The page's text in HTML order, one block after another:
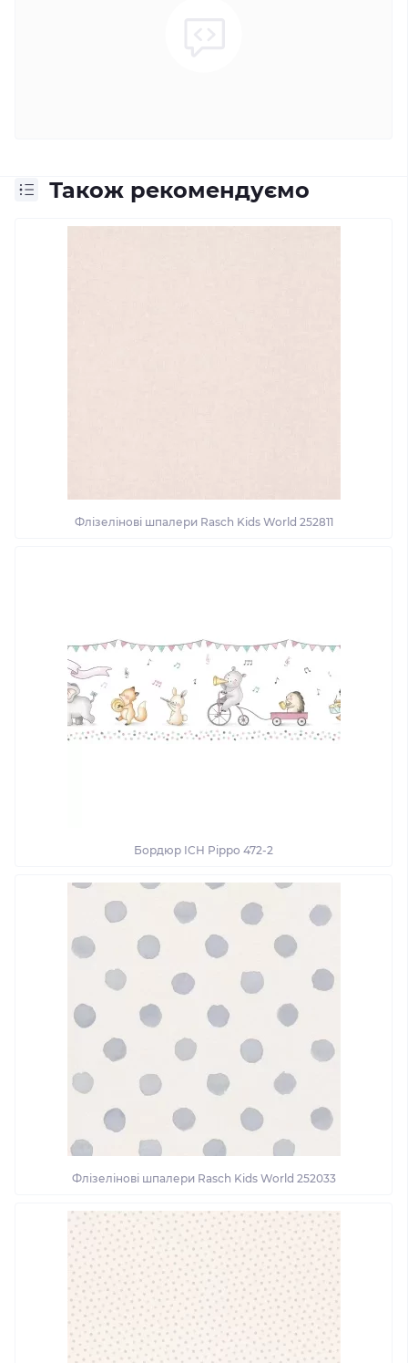
Також рекомендуємо
Флізелінові шпалери Rasch Kids World 252811
Бордюр ICH Pippo 472-2
Флізелінові шпалери Rasch Kids World 252033